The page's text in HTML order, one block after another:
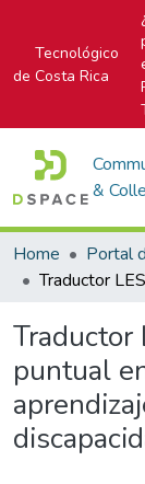
Tecnológico
de Costa Rica
&
Home
Traductor
puntual